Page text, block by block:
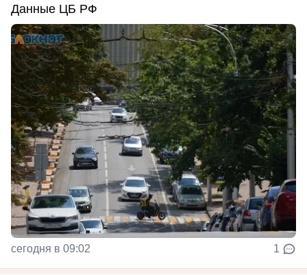
Данные ЦБ РФ
сегодня в 09:02 1